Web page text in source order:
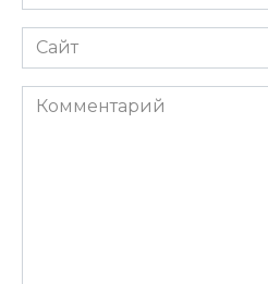
Сайт
Комментарий